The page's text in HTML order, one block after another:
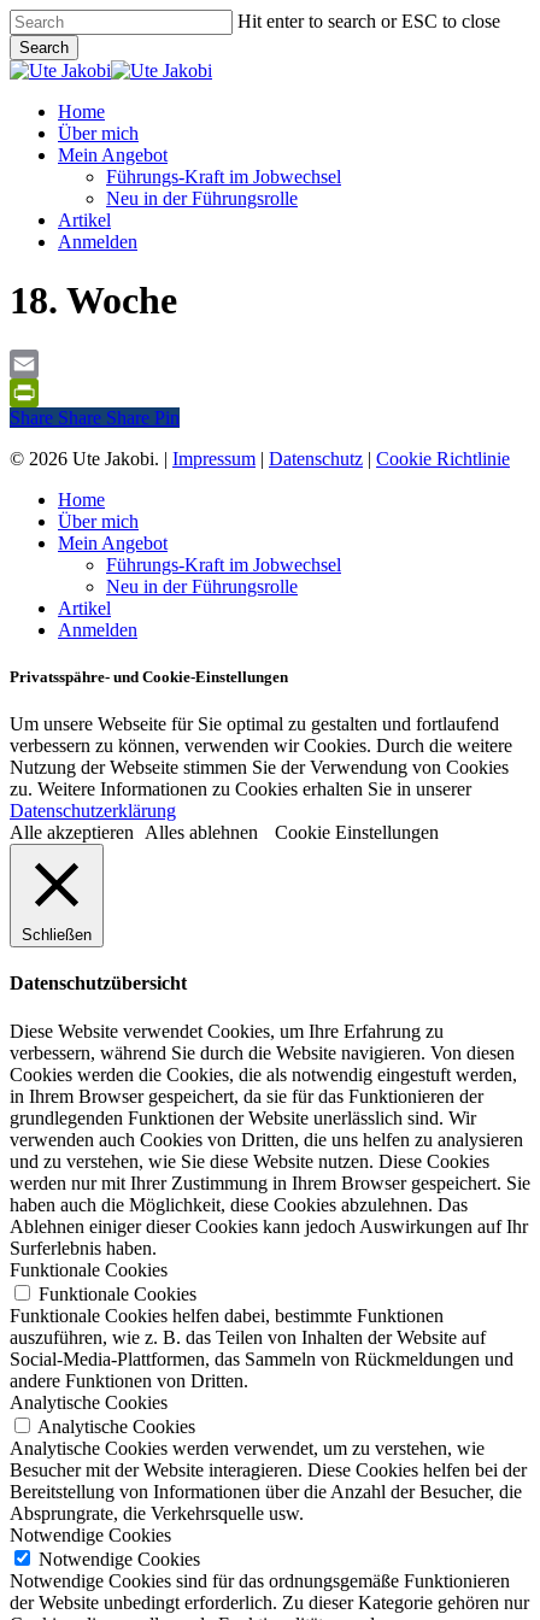
Skip
to
main
content
Hit enter to search or ESC to close
Search
Close
Menu
Home
Über mich
Mein Angebot
Führungs-Kraft im Jobwechsel
Neu in der Führungsrolle
Artikel
Anmelden
18. Woche
Email
PrintFriendly
Share
Share Share Share Pin
© 2026 Ute Jakobi. | Impressum | Datenschutz | Cookie Richtlinie
Close
Menu
Home
Über mich
Mein Angebot
Führungs-Kraft im Jobwechsel
Neu in der Führungsrolle
Artikel
Anmelden
Privatsspähre- und Cookie-Einstellungen
Um unsere Webseite für Sie optimal zu gestalten und fortlaufend
verbessern zu können, verwenden wir Cookies. Durch die weitere
Nutzung der Webseite stimmen Sie der Verwendung von Cookies
zu. Weitere Informationen zu Cookies erhalten Sie in unserer
Datenschutzerklärung
Alle akzeptieren
Alles ablehnen Cookie Einstellungen
Schließen
Datenschutzübersicht
Diese Website verwendet Cookies, um Ihre Erfahrung zu
verbessern, während Sie durch die Website navigieren. Von diesen
Cookies werden die Cookies, die als notwendig eingestuft werden,
in Ihrem Browser gespeichert, da sie für das Funktionieren der
grundlegenden Funktionen der Website unerlässlich sind. Wir
verwenden auch Cookies von Dritten, die uns helfen zu analysieren
und zu verstehen, wie Sie diese Website nutzen. Diese Cookies
werden nur mit Ihrer Zustimmung in Ihrem Browser gespeichert. Sie
haben auch die Möglichkeit, diese Cookies abzulehnen. Das
Ablehnen einiger dieser Cookies kann jedoch Auswirkungen auf Ihr
Surferlebnis haben.
Funktionale Cookies
Funktionale Cookies
Funktionale Cookies helfen dabei, bestimmte Funktionen
auszuführen, wie z. B. das Teilen von Inhalten der Website auf
Social-Media-Plattformen, das Sammeln von Rückmeldungen und
andere Funktionen von Dritten.
Analytische Cookies
Analytische Cookies
Analytische Cookies werden verwendet, um zu verstehen, wie
Besucher mit der Website interagieren. Diese Cookies helfen bei der
Bereitstellung von Informationen über die Anzahl der Besucher, die
Absprungrate, die Verkehrsquelle usw.
Notwendige Cookies
Notwendige Cookies
Notwendige Cookies sind für das ordnungsgemäße Funktionieren
der Website unbedingt erforderlich. Zu dieser Kategorie gehören nur